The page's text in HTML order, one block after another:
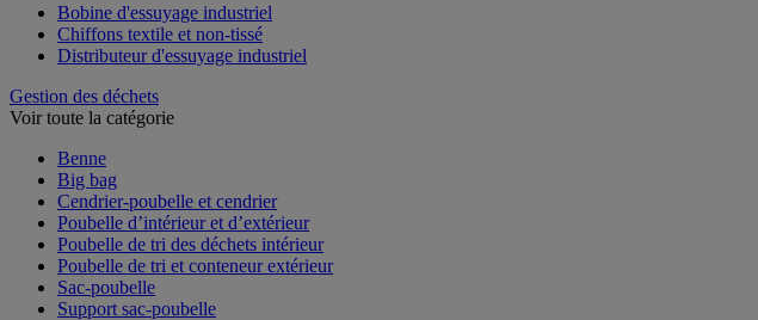
Bobine d'essuyage industriel
Chiffons textile et non-tissé
Distributeur d'essuyage industriel
Gestion des déchets
Voir toute la catégorie
Benne
Big bag
Cendrier-poubelle et cendrier
Poubelle d’intérieur et d’extérieur
Poubelle de tri des déchets intérieur
Poubelle de tri et conteneur extérieur
Sac-poubelle
Support sac-poubelle